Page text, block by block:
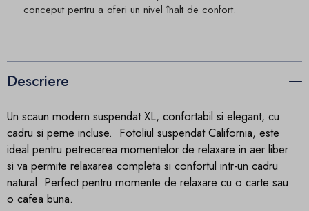
conceput pentru a oferi un nivel înalt de confort.
Descriere
Un scaun modern suspendat XL, confortabil si elegant, cu
cadru si perne incluse. Fotoliul suspendat California, este
ideal pentru petrecerea momentelor de relaxare in aer liber
si va permite relaxarea completa si confortul intr-un cadru
natural. Perfect pentru momente de relaxare cu o carte sau
o cafea buna.